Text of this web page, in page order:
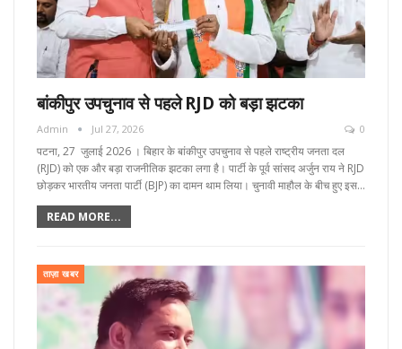
बांकीपुर उपचुनाव से पहले RJD को बड़ा झटका
Admin Jul 27, 2026 0
पटना, 27 जुलाई 2026 । बिहार के बांकीपुर उपचुनाव से पहले राष्ट्रीय जनता दल
(RJD) को एक और बड़ा राजनीतिक झटका लगा है। पार्टी के पूर्व सांसद अर्जुन राय ने RJD
छोड़कर भारतीय जनता पार्टी (BJP) का दामन थाम लिया। चुनावी माहौल के बीच हुए इस…
READ MORE...
ताज़ा खबर